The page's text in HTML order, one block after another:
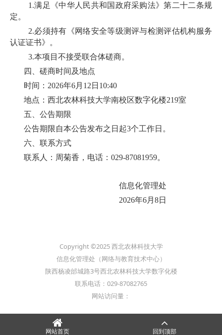
1.满足《中华人民共和国政府采购法》第二十二条规
定。
2.必须持有《网络安全等级测评与检测评估机构服务
认证证书》。
3.本项目不接受联合体磋商。
四、磋商时间及地点
时间：2026年6月12日10:40
地点：西北农林科技大学南校区数字化楼219室
五、公告期限
公告期限自本公告发布之日起3个工作日。
六、联系方式
联系人：周菊香，电话：029-87081959。
信息化管理处
2026年6月8日
Copyright ©2025 西北农林科技大学
信息化管理处（网络与教育技术中心）
陕西杨凌邰城路3号西北农林科技大学数字化楼
联系电话：029-87082765
网站访问量：
网站首页 回到顶部